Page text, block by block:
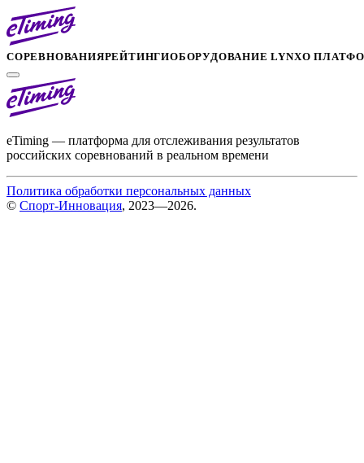
СОРЕВНОВАНИЯРЕЙТИНГИОБОРУДОВАНИЕ LYNXО
eTiming — платформа для отслеживания результатов
российских соревнований в реальном времени
Политика обработки персональных данных
© Спорт-Инновация, 2023—2026.